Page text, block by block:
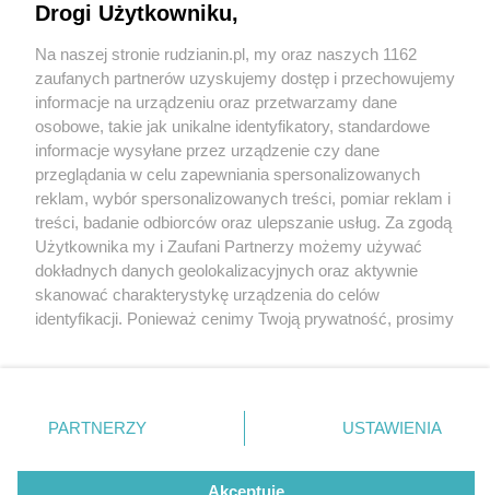
Bytomski Jarmark Staroci
4 / 13
Targ staroci w bytomiu 11
Wydawca mediów
Nie zapomnij
zapoznać się z:
polityką prywatności regulamin korzystania z portali
Twojemiasto
Piekary Śląskie
Chorzów
Tarnowskie Góry
Gliwice
Skontakuj sięz nami
Kontakt
Wydawca
Redakcja
Drogi Użytkowniku,
Na naszej stronie rudzianin.pl, my oraz naszych 1162
zaufanych partnerów uzyskujemy dostęp i przechowujemy
informacje na urządzeniu oraz przetwarzamy dane
osobowe, takie jak unikalne identyfikatory, standardowe
informacje wysyłane przez urządzenie czy dane
przeglądania w celu zapewniania spersonalizowanych
reklam, wybór spersonalizowanych treści, pomiar reklam i
treści, badanie odbiorców oraz ulepszanie usług. Za zgodą
Użytkownika my i Zaufani Partnerzy możemy używać
dokładnych danych geolokalizacyjnych oraz aktywnie
skanować charakterystykę urządzenia do celów
identyfikacji. Ponieważ cenimy Twoją prywatność, prosimy
prywatności znajdujący się w lewym dolnym rogu strony
. Niektóre rodzaje przetwarzania danych nie wymagają
zgody użytkownika, ale masz prawo sprzeciwić się
takiemu przetwarzaniu. Preferencje będą miały
PARTNERZY USTAWIENIA
Akceptuję